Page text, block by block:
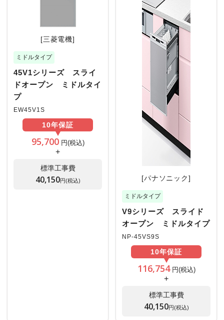
[三菱電機]
ミドルタイプ
45V1シリーズ スライ
ドオープン ミドルタイ
プ
EW45V1S
10年保証
95,700円(税込)
+
標準工事費
40,150円(税込) [パナソニック]
ミドルタイプ
V9シリーズ スライド
オープン ミドルタイプ
NP-45VS9S
10年保証
116,754円(税込)
+
標準工事費
40,150円(税込)